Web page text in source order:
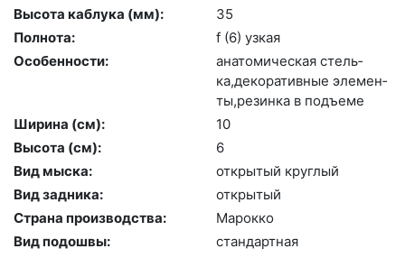
Высота каблука (мм):
35
Полнота:
f (6) уз­кая
Особенности:
ана­томи­чес­кая стель­
ка,де­кора­тив­ные эле­мен­
ты,ре­зин­ка в подъ­еме
Ширина (см):
10
Высота (cм):
6
Вид мыска:
отк­ры­тый круг­лый
Вид задника:
отк­ры­тый
Страна производства:
Ма­рок­ко
Вид подошвы:
стан­дарт­ная